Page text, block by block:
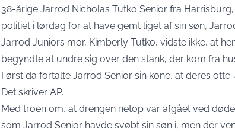
38-årige Jarrod Nicholas Tutko Senior fra
politiet i lørdag for at have gemt liget af sin søn,
Jarrod Juniors mor, Kimberly Tutko, vidste ikke, at
begyndte at undre sig over den stank, der kom fra
Først da fortalte Jarrod Senior sin kone, at deres
Det skriver AP.
Med troen om, at drengen netop var afgået ved
som Jarrod Senior havde svøbt sin søn i, men der